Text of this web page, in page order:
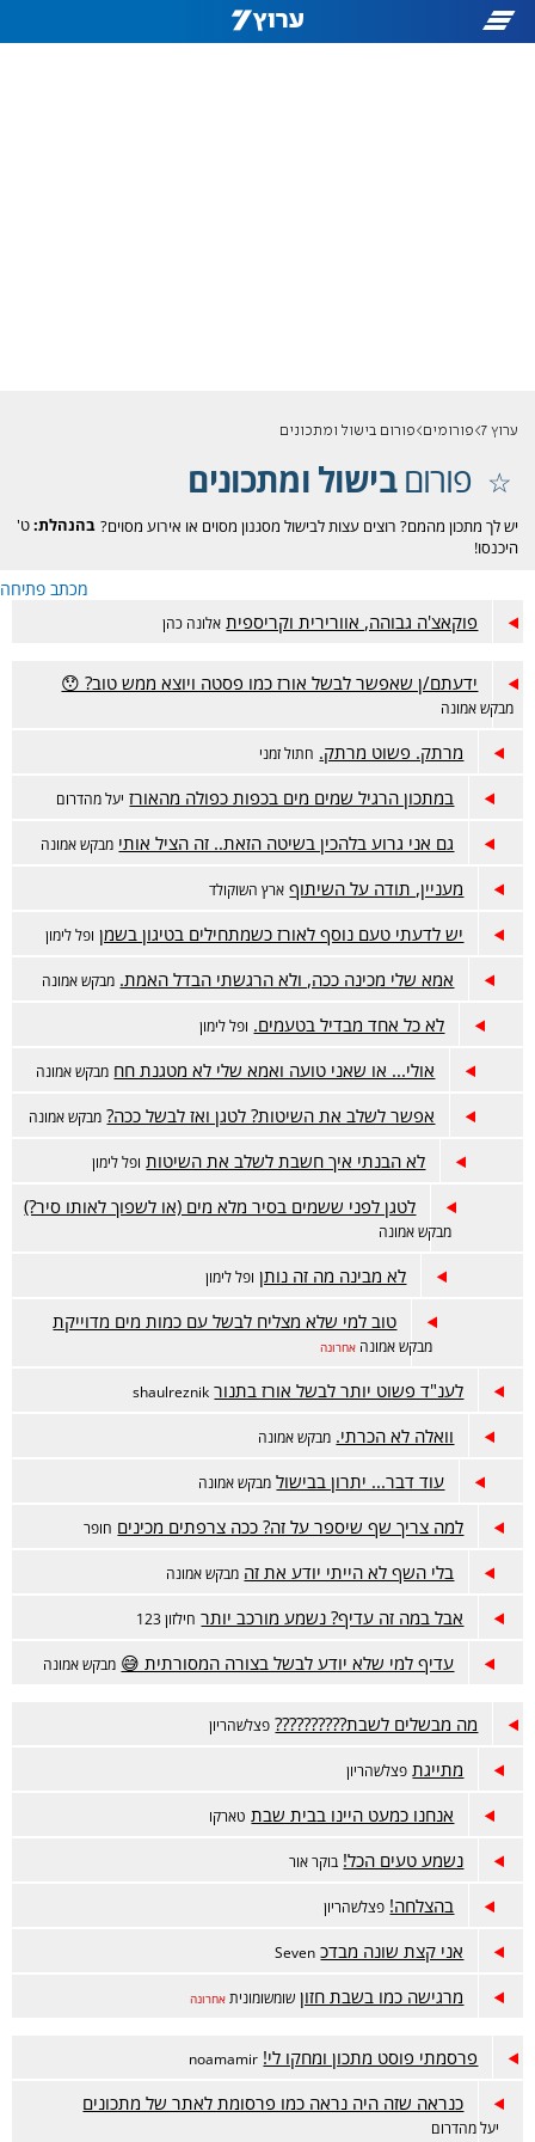
ערוץ 7 פורומים פורום בישול ומתכונים
פורוםבישול ומתכונים
בהנהלת:ט'
יש לך מתכון מהמם? רוצים עצות לבישול מסגנון מסוים או אירוע מסוים?
היכנסו!
מכתב פתיחה
פוקאצ'ה גבוהה, אוורירית וקריספית אלונה כהן
ידעתם/ן שאפשר לבשל אורז כמו פסטה ויוצא ממש טוב? 😯
מבקש אמונה
מרתק. פשוט מרתק. חתול זמני
במתכון הרגיל שמים מים בכפות כפולה מהאורז יעל מהדרום
גם אני גרוע בלהכין בשיטה הזאת.. זה הציל אותי מבקש אמונה
מעניין, תודה על השיתוף ארץ השוקולד
יש לדעתי טעם נוסף לאורז כשמתחילים בטיגון בשמן ופל לימון
אמא שלי מכינה ככה, ולא הרגשתי הבדל האמת. מבקש אמונה
לא כל אחד מבדיל בטעמים. ופל לימון
אולי... או שאני טועה ואמא שלי לא מטגנת חח מבקש אמונה
אפשר לשלב את השיטות? לטגן ואז לבשל ככה? מבקש אמונה
לא הבנתי איך חשבת לשלב את השיטות ופל לימון
לטגן לפני ששמים בסיר מלא מים (או לשפוך לאותו סיר?)
מבקש אמונה
לא מבינה מה זה נותן ופל לימון
טוב למי שלא מצליח לבשל עם כמות מים מדוייקת
מבקש אמונה אחרונה
לענ"ד פשוט יותר לבשל אורז בתנור shaulreznik
וואלה לא הכרתי. מבקש אמונה
עוד דבר... יתרון בבישול מבקש אמונה
למה צריך שף שיספר על זה? ככה צרפתים מכינים חופר
בלי השף לא הייתי יודע את זה מבקש אמונה
אבל במה זה עדיף? נשמע מורכב יותר חילזון 123
עדיף למי שלא יודע לבשל בצורה המסורתית 😅 מבקש אמונה
מה מבשלים לשבת?????????? פצלשהריון
מתייגת פצלשהריון
אנחנו כמעט היינו בבית שבת טארקו
נשמע טעים הכל! בוקר אור
בהצלחה! פצלשהריון
אני קצת שונה מבדכ Seven
מרגישה כמו בשבת חזון שומשומונית אחרונה
פרסמתי פוסט מתכון ומחקו לי! noamamir
כנראה שזה היה נראה כמו פרסומת לאתר של מתכונים
יעל מהדרום